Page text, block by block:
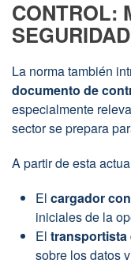
CONTROL:
La norma también
documento de
especialmente
sector se prepara
A partir de esta
El cargador
iniciales de la
El transportista
sobre los datos